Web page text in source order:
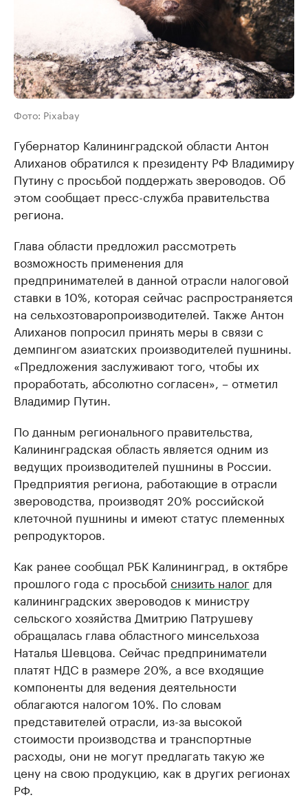
Фото: Pixabay
Губернатор Калининградской области Антон
Алиханов обратился к президенту РФ Владимиру
Путину с просьбой поддержать звероводов. Об
этом сообщает пресс-служба правительства
региона.
Глава области предложил рассмотреть
возможность применения для
предпринимателей в данной отрасли налоговой
ставки в 10%, которая сейчас распространяется
на сельхозтоваропроизводителей. Также Антон
Алиханов попросил принять меры в связи с
демпингом азиатских производителей пушнины.
«Предложения заслуживают того, чтобы их
проработать, абсолютно согласен», – отметил
Владимир Путин.
По данным регионального правительства,
Калининградская область является одним из
ведущих производителей пушнины в России.
Предприятия региона, работающие в отрасли
звероводства, производят 20% российской
клеточной пушнины и имеют статус племенных
репродукторов.
Как ранее сообщал РБК Калининград, в октябре
прошлого года с просьбой снизить налог для
калининградских звероводов к министру
сельского хозяйства Дмитрию Патрушеву
обращалась глава областного минсельхоза
Наталья Шевцова. Сейчас предприниматели
платят НДС в размере 20%, а все входящие
компоненты для ведения деятельности
облагаются налогом 10%. По словам
представителей отрасли, из-за высокой
стоимости производства и транспортные
расходы, они не могут предлагать такую же
цену на свою продукцию, как в других регионах
РФ.